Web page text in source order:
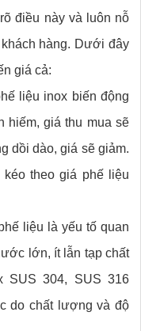
điều này và luôn nỗ
hàng. Dưới đây
giá cả:
liệu inox biến động
hiếm, giá thu mua sẽ
dồi dào, giá sẽ giảm.
theo giá phế liệu
liệu là yếu tố quan
lớn, ít lẫn tạp chất
SUS 304, SUS 316
do chất lượng và độ